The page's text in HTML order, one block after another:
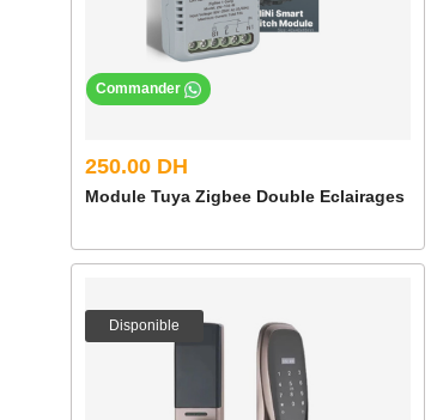
250.00 DH
Module Tuya Zigbee Double Eclairages
Commander
Disponible